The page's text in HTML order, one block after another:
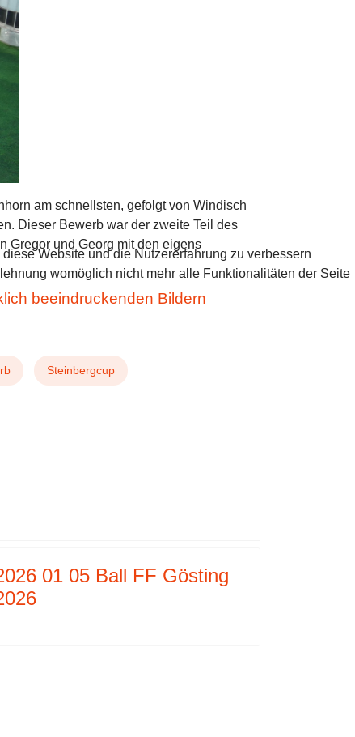
am schnellsten, gefolgt von Windisch
Dieser Bewerb war der zweite Teil des
Gregor und Georg mit den eigens
beeindruckenden Bildern
Steinbergcup
01 05 Ball FF Gösting
Website und die Nutzererfahrung zu verbessern
womöglich nicht mehr alle Funktionalitäten der Seite